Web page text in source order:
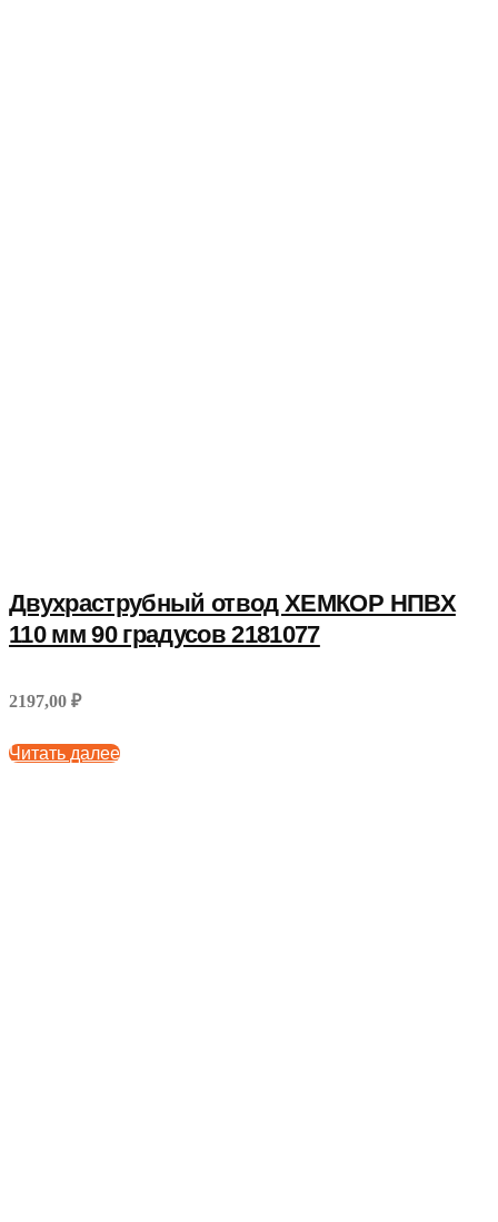
Двухраструбный отвод ХЕМКОР НПВХ
110 мм 90 градусов 2181077
2197,00 ₽
Читать далее